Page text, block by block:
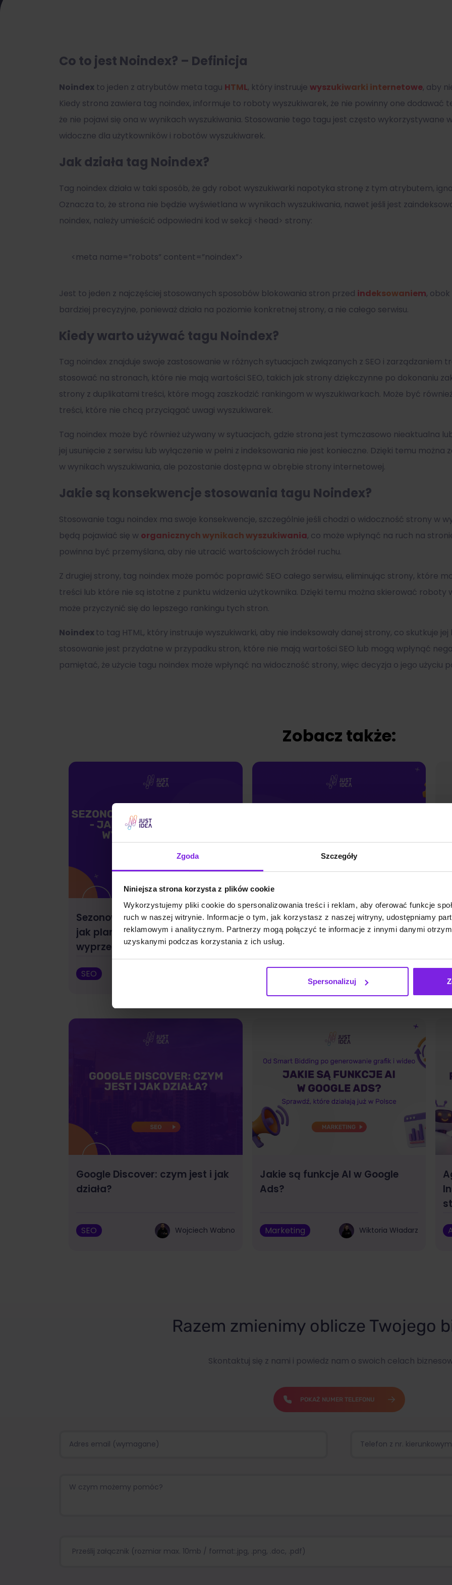
Zgoda Szczegóły
Niniejsza strona korzysta z plików cookie
Wykorzystujemy pliki cookie do spersonalizowania treści i reklam, aby oferować funkcje
ruch w naszej witrynie. Informacje o tym, jak korzystasz z naszej witryny, udostępniamy
reklamowym i analitycznym. Partnerzy mogą połączyć te informacje z innymi danymi
uzyskanymi podczas korzystania z ich usług.
Spersonalizuj
Co to jest Noindex? – Definicja
Noindex to jeden z atrybutów meta tagu HTML, który instruuje wyszukiwarki internetowe, aby
Kiedy strona zawiera tag noindex, informuje to roboty wyszukiwarek, że nie powinny one dodawać
że nie pojawi się ona w wynikach wyszukiwania. Stosowanie tego tagu jest często wykorzystywane w
widoczne dla użytkowników i robotów wyszukiwarek.
Jak działa tag Noindex?
Tag noindex działa w taki sposób, że gdy robot wyszukiwarki napotyka stronę z tym atrybutem,
Oznacza to, że strona nie będzie wyświetlana w wynikach wyszukiwania, nawet jeśli jest
noindex, należy umieścić odpowiedni kod w sekcji <head> strony:
<meta name=”robots” content=”noindex”>
Jest to jeden z najczęściej stosowanych sposobów blokowania stron przed indeksowaniem,
bardziej precyzyjne, ponieważ działa na poziomie konkretnej strony, a nie całego serwisu.
Kiedy warto używać tagu Noindex?
Tag noindex znajduje swoje zastosowanie w różnych sytuacjach związanych z SEO i zarządzaniem
stosować na stronach, które nie mają wartości SEO, takich jak strony dziękczynne po dokonaniu
strony z duplikatami treści, które mogą zaszkodzić rankingom w wyszukiwarkach. Może być
treści, które nie chcą przyciągać uwagi wyszukiwarek.
Tag noindex może być również używany w sytuacjach, gdzie strona jest tymczasowo nieaktualna
jej usunięcie z serwisu lub wyłączenie w pełni z indeksowania nie jest konieczne. Dzięki temu
w wynikach wyszukiwania, ale pozostanie dostępna w obrębie strony internetowej.
Jakie są konsekwencje stosowania tagu Noindex?
Stosowanie tagu noindex ma swoje konsekwencje, szczególnie jeśli chodzi o widoczność strony w
będą pojawiać się w organicznych wynikach wyszukiwania, co może wpłynąć na ruch na
powinna być przemyślana, aby nie utracić wartościowych źródeł ruchu.
Z drugiej strony, tag noindex może pomóc poprawić SEO całego serwisu, eliminując strony, które
treści lub które nie są istotne z punktu widzenia użytkownika. Dzięki temu można skierować
może przyczynić się do lepszego rankingu tych stron.
Noindexto tag HTML, który instruuje wyszukiwarki, aby nie indeksowały danej strony, co skutkuje
stosowanie jest przydatne w przypadku stron, które nie mają wartości SEO lub mogą wpłynąć
pamiętać, że użycie tagu noindex może wpłynąć na widoczność strony, więc decyzja o jego użyciu
Zobacz także:
Sezonowość w e-commerce –
jak planować SEO z
wyprzedzeniem?
SEO
Reddit i UGC w wynikach Google
– co to znaczy dla Twojej
strategii treści
Google Discover: czym jest i jak
działa?
SEO Wojciech Wabno
Jakie są funkcje AI w Google
Ads?
Marketing Wiktoria Władarz
Razem zmienimy oblicze Twojego
Skontaktuj się z nami i powiedz nam o swoich celach
POKAŻ NUMER TELEFONU
Prześlij załącznik (rozmiar max. 10mb / format:.jpg, .png, .doc, .pdf)